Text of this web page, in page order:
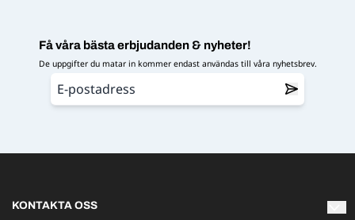
Få våra bästa erbjudanden & nyheter!
De uppgifter du matar in kommer endast användas till våra nyhetsbrev.
KONTAKTA OSS